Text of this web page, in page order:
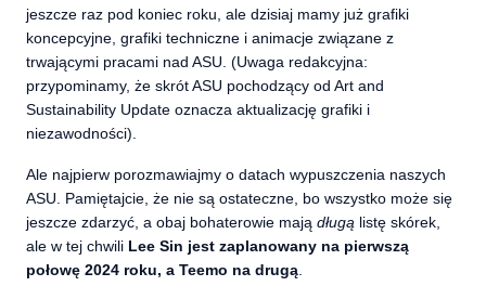
jeszcze raz pod koniec roku, ale dzisiaj mamy już grafiki
koncepcyjne, grafiki techniczne i animacje związane z
trwającymi pracami nad ASU. (Uwaga redakcyjna:
przypominamy, że skrót ASU pochodzący od Art and
Sustainability Update oznacza aktualizację grafiki i
niezawodności).
Ale najpierw porozmawiajmy o datach wypuszczenia naszych
ASU. Pamiętajcie, że nie są ostateczne, bo wszystko może się
jeszcze zdarzyć, a obaj bohaterowie mają długą listę skórek,
ale w tej chwili Lee Sin jest zaplanowany na pierwszą
połowę 2024 roku, a Teemo na drugą